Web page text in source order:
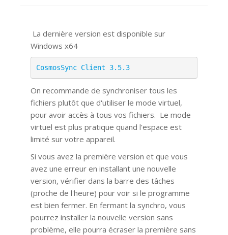
La dernière version est disponible sur
Windows x64
CosmosSync Client 3.5.3
On recommande de synchroniser tous les
fichiers plutôt que d'utiliser le mode virtuel,
pour avoir accès à tous vos fichiers. Le mode
virtuel est plus pratique quand l'espace est
limité sur votre appareil.
Si vous avez la première version et que vous
avez une erreur en installant une nouvelle
version, vérifier dans la barre des tâches
(proche de l'heure) pour voir si le programme
est bien fermer. En fermant la synchro, vous
pourrez installer la nouvelle version sans
problème, elle pourra écraser la première sans